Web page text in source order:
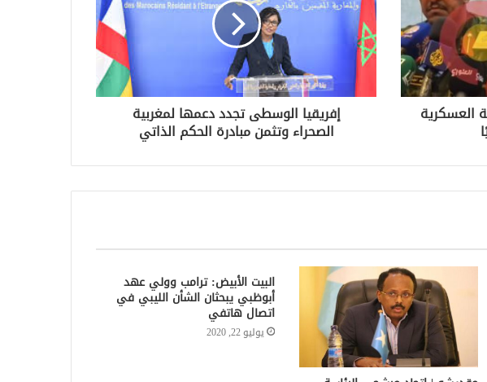
العسكرية إفريقيا الوسطى تجدد دعمها لمغربية
الصحراء وتثمن مبادرة الحكم الذاتي
البيت الأبيض: ترامب وولي عهد
أبوظبي يبحثان الشأن الليبي في
اتصال هاتفي
يوليو 22, 2020